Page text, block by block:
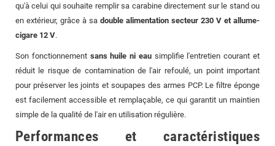
qu'à celui qui souhaite remplir sa carabine directement sur le stand ou
en extérieur, grâce à sa double alimentation secteur 230 V et allume-
cigare 12 V.
Son fonctionnement sans huile ni eausimplifie l'entretien courant et
réduit le risque de contamination de l'air refoulé, un point important
pour préserver les joints et soupapes des armes PCP. Le filtre éponge
est facilement accessible et remplaçable, ce qui garantit un maintien
simple de la qualité de l'air en utilisation régulière.
Performances et caractéristiques